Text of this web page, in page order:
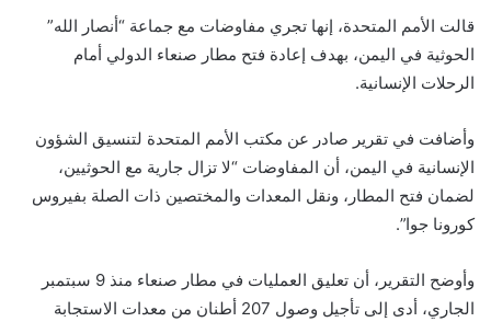
قالت الأمم المتحدة، إنھا تجري مفاوضات مع جماعة “أنصار الله”
الحوثية في الیمن، بھدف إعادة فتح مطار صنعاء الدولي أمام
الرحلات الإنسانیة.
وأضافت في تقریر صادر عن مكتب الأمم المتحدة لتنسیق الشؤون
الإنسانية في اليمن، أن المفاوضات “لا تزال جاریة مع الحوثیین،
لضمان فتح المطار، ونقل المعدات والمختصين ذات الصلة بفيروس
كورونا جوا”.
وأوضح التقریر، أن تعلیق العملیات في مطار صنعاء منذ 9 سبتمبر
الجاري، أدى إلى تأجیل وصول 207 أطنان من معدات الاستجابة